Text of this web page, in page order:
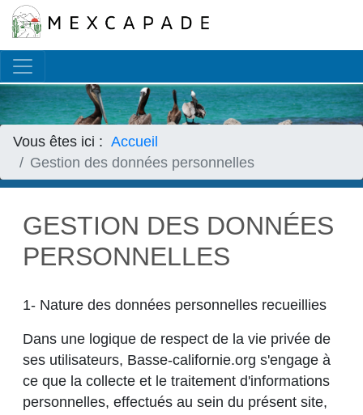
Vous êtes ici : Accueil
Gestion des données personnelles
GESTION DES DONNÉES
PERSONNELLES
1- Nature des données personnelles recueillies
Dans une logique de respect de la vie privée de
ses utilisateurs, Basse-californie.org s'engage à
ce que la collecte et le traitement d'informations
personnelles, effectués au sein du présent site,